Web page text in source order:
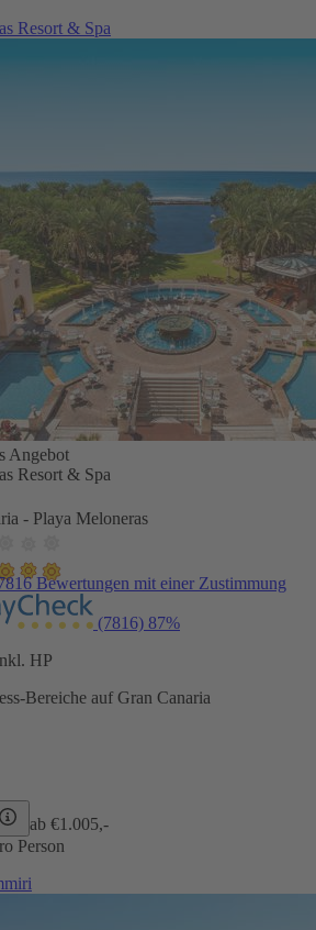
Resort & Spa
Angebot
Resort & Spa
- Playa Meloneras
Bewertungen mit einer Zustimmung
(7816) 87%
HP
Bereiche auf Gran Canaria
ab €1.005,-
Person